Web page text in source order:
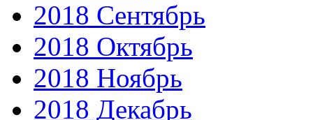
2018 Сентябрь
2018 Октябрь
2018 Ноябрь
2018 Декабрь